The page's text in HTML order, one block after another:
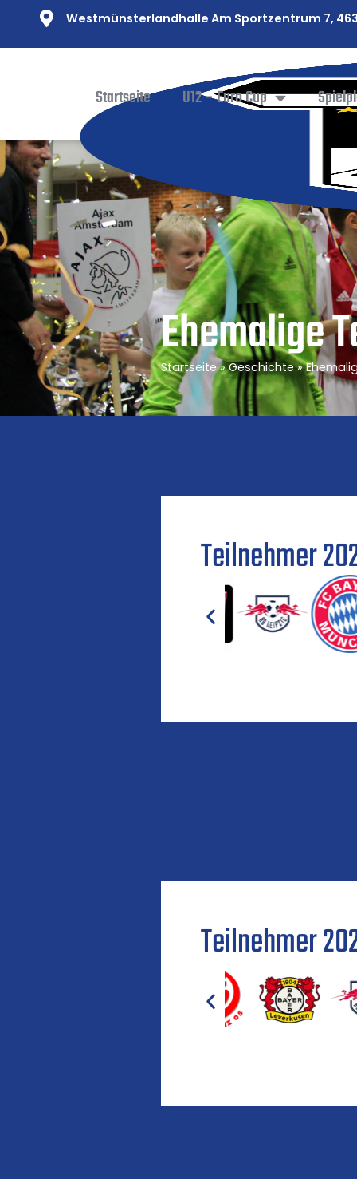
Westmünsterlandhalle Am Sportzentrum 7,
Startseite U12 – Euro Cup
Ehemalige
Startseite»Geschichte»
Teilnehmer
Teilnehmer